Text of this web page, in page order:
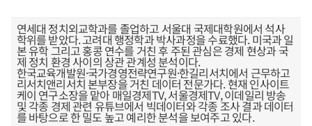
연세대 정치외교학과를 졸업하고 서울대 국제대학원에서 석사
학위를 받았다. 고려대 행정학과 박사과정을 수료했다. 미국과 일
본 유학 그리고 홍콩 연수를 거친 후 주된 관심은 경제 현상과 국
제 정치 환경 사이의 상관 관계성 분석이다.
한국교육개발원·국가경영전략연구원·한길리서치에서 근무하고
리서치앤리서치 본부장을 거친 데이터 전문가다. 현재 인사이트
케이 연구소장을 맡아 매일경제TV, 서울경제TV, 이데일리 방송
및 각종 경제 관련 유튜브에서 빅데이터와 각종 조사 결과 데이터
를 바탕으로 한 밀도 높고 예리한 분석을 보여주고 있다.